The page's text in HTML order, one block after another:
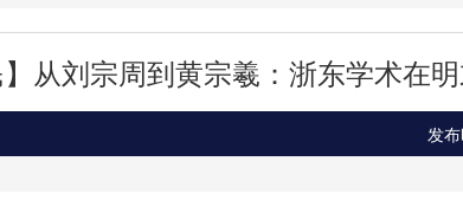
】从刘宗周到黄宗羲：浙东学术在
发